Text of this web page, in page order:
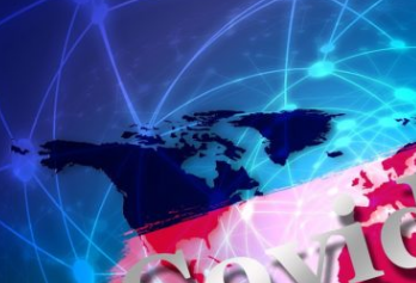
do spożycia!!!
w ochronie zdrowia — czas zacząć mówić o